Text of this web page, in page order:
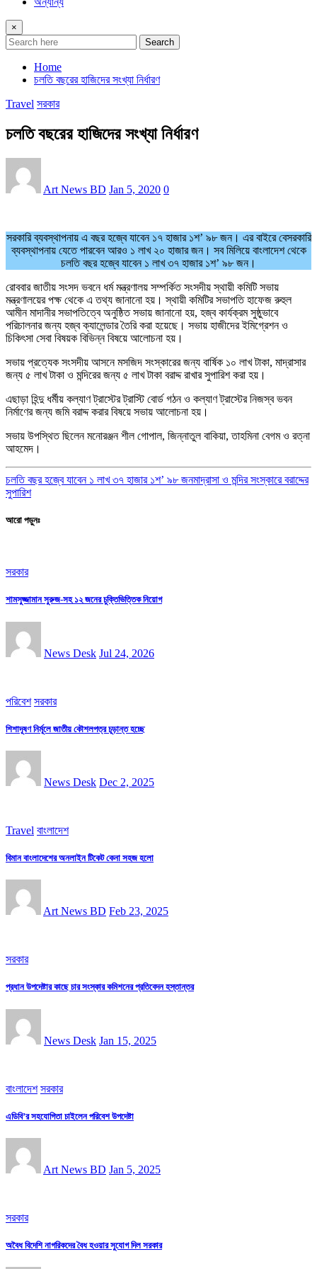
×
Search
Home
চলতি বছরের হাজিদের সংখ্যা নির্ধারণ
Travel সরকার
চলতি বছরের হাজিদের সংখ্যা নির্ধারণ
Art News BD Jan 5, 2020 0
সরকারি ব্যবস্থাপনায় এ বছর হজ্বে যাবেন ১৭ হাজার ১শ’ ৯৮ জন। এর বাইরে বেসরকারি
ব্যবস্থাপনায় যেতে পারবেন আরও ১ লাখ ২০ হাজার জন। সব মিলিয়ে বাংলাদেশ থেকে
চলতি বছর হজ্বে যাবেন ১ লাখ ৩৭ হাজার ১শ’ ৯৮ জন।
রোববার জাতীয় সংসদ ভবনে ধর্ম মন্ত্রণালয় সম্পর্কিত সংসদীয় স্থায়ী কমিটি সভায়
মন্ত্রণালয়ের পক্ষ থেকে এ তথ্য জানানো হয়। স্থায়ী কমিটির সভাপতি হাফেজ রুহুল
আমীন মাদানীর সভাপতিত্বে অনুষ্ঠিত সভায় জানানো হয়, হজ্ব কার্যক্রম সুষ্ঠুভাবে
পরিচালনার জন্য হজ্ব ক্যালেন্ডার তৈরি করা হয়েছে। সভায় হাজীদের ইমিগ্রেশন ও
চিকিৎসা সেবা বিষয়ক বিভিন্ন বিষয়ে আলোচনা হয়।
সভায় প্রত্যেক সংসদীয় আসনে মসজিদ সংস্কারের জন্য বার্ষিক ১০ লাখ টাকা, মাদ্রাসার
জন্য ৫ লাখ টাকা ও মন্দিরের জন্য ৫ লাখ টাকা বরাদ্দ রাখার সুপারিশ করা হয়।
এছাড়া হিন্দু ধর্মীয় কল্যাণ ট্রাস্টের ট্রাস্টি বোর্ড গঠন ও কল্যাণ ট্রাস্টের নিজস্ব ভবন
নির্মাণের জন্য জমি বরাদ্দ করার বিষয়ে সভায় আলোচনা হয়।
সভায় উপস্থিত ছিলেন মনোরঞ্জন শীল গোপাল, জিন্নাতুল বাকিয়া, তাহমিনা বেগম ও রত্না
আহমেদ।
চলতি বছর হজ্বে যাবেন ১ লাখ ৩৭ হাজার ১শ’ ৯৮ জনমাদ্রাসা ও মন্দির সংস্কারে বরাদ্দের
সুপারিশ
আরো পড়ুনঃ
সরকার
শামসুজ্জামান সুরুজ-সহ ১২ জনের চুক্তিভিত্তিক নিয়োগ
News Desk Jul 24, 2026
পরিবেশ সরকার
শিশাদূষণ নির্মূলে জাতীয় কৌশলপত্র চূড়ান্ত হচ্ছে
News Desk Dec 2, 2025
Travel বাংলাদেশ
বিমান বাংলাদেশের অনলাইন টিকেট কেনা সহজ হলো
Art News BD Feb 23, 2025
সরকার
প্রধান উপদেষ্টার কাছে চার সংস্কার কমিশনের প্রতিবেদন হস্তান্তর
News Desk Jan 15, 2025
বাংলাদেশ সরকার
এডিবি’র সহযোগিতা চাইলেন পরিবেশ উপদেষ্টা
Art News BD Jan 5, 2025
সরকার
অবৈধ বিদেশি নাগরিকদের বৈধ হওয়ার সুযোগ দিল সরকার